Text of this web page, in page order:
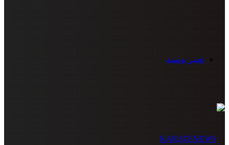
تغییر پوسته